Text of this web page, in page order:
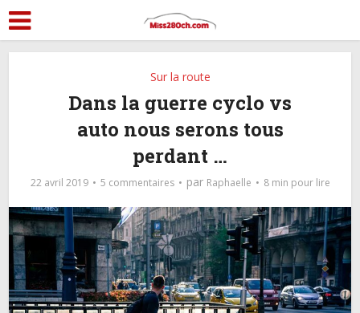
Sur la route
Dans la guerre cyclo vs
auto nous serons tous
perdant …
22 avril 2019 5 commentaires par Raphaelle 8 min pour lire